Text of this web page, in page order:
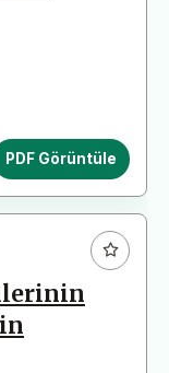
PDF Görüntüle